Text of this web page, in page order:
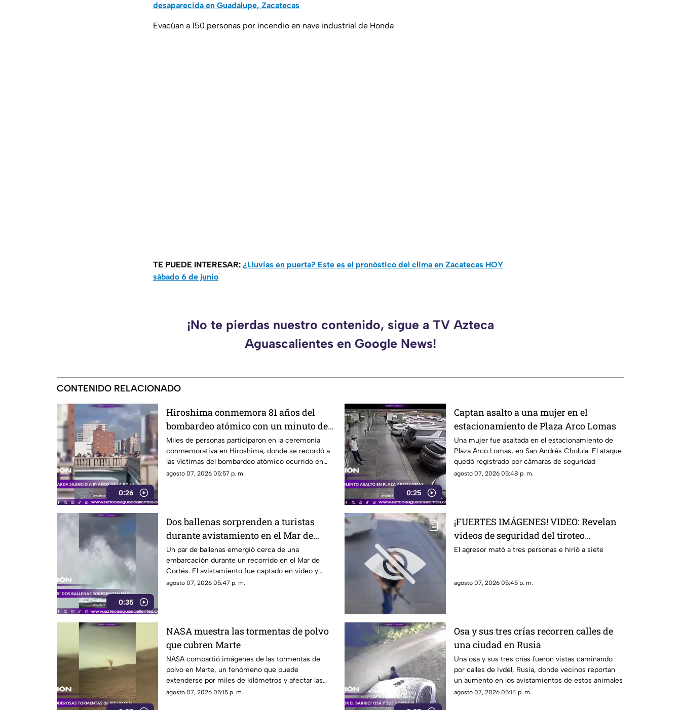
desaparecida en Guadalupe, Zacatecas
Evacúan a 150 personas por incendio en nave industrial de Honda
TE PUEDE INTERESAR: ¿Lluvias en puerta? Este es el pronóstico del clima en Zacatecas HOY
sábado 6 de junio
¡No te pierdas nuestro contenido, sigue a TV Azteca
Aguascalientes en Google News!
CONTENIDO RELACIONADO
0:26
Hiroshima conmemora 81 años del
bombardeo atómico con un minuto de
silencio
Miles de personas participaron en la ceremonia
conmemorativa en Hiroshima, donde se recordó a
las víctimas del bombardeo atómico ocurrido en
1945
agosto 07, 2026 05:57 p. m.
0:25
Captan asalto a una mujer en el
estacionamiento de Plaza Arco Lomas
Una mujer fue asaltada en el estacionamiento de
Plaza Arco Lomas, en San Andrés Cholula. El ataque
quedó registrado por cámaras de seguridad
agosto 07, 2026 05:48 p. m.
0:35
Dos ballenas sorprenden a turistas
durante avistamiento en el Mar de
Cortés
Un par de ballenas emergió cerca de una
embarcación durante un recorrido en el Mar de
Cortés. El avistamiento fue captado en video y
sorprendió a los visitantes.
agosto 07, 2026 05:47 p. m.
¡FUERTES IMÁGENES! VIDEO: Revelan
videos de seguridad del tiroteo
realizado en famosa cadena de
El agresor mató a tres personas e hirió a siete
agosto 07, 2026 05:45 p. m.
NASA muestra las tormentas de polvo
que cubren Marte
NASA compartió imágenes de las tormentas de
polvo en Marte, un fenómeno que puede
extenderse por miles de kilómetros y afectar las
misiones de exploración
agosto 07, 2026 05:15 p. m.
Osa y sus tres crías recorren calles de
una ciudad en Rusia
Una osa y sus tres crías fueron vistas caminando
por calles de Ivdel, Rusia, donde vecinos reportan
un aumento en los avistamientos de estos animales
agosto 07, 2026 05:14 p. m.